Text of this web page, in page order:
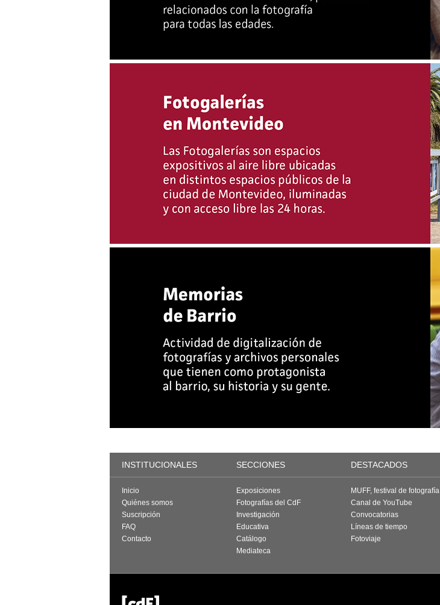
INSTITUCIONALES SECCIONES DESTACADOS
Inicio
Quiénes somos
Suscripción
FAQ
Contacto
Exposiciones
Fotografías del CdF
Investigación
Educativa
Catálogo
Mediateca
MUFF, festival de fotografía
Canal de YouTube
Convocatorias
Líneas de tiempo
Fotoviaje